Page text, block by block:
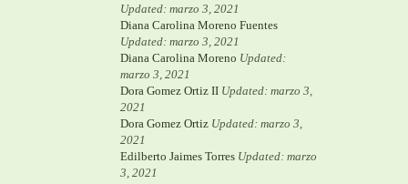
Updated: marzo 3, 2021
Diana Carolina Moreno Fuentes
Updated: marzo 3, 2021
Diana Carolina Moreno Updated:
marzo 3, 2021
Dora Gomez Ortiz II Updated: marzo 3,
2021
Dora Gomez Ortiz Updated: marzo 3,
2021
Edilberto Jaimes Torres Updated: marzo
3, 2021